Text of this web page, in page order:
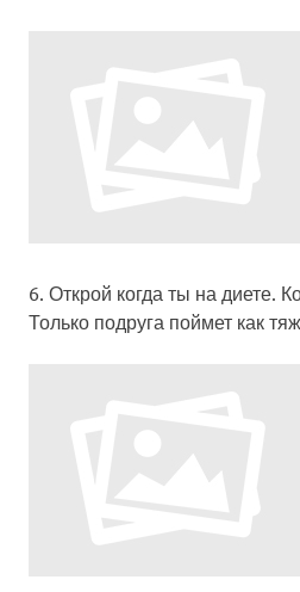
6. Открой когда ты на диете.
Только подруга поймет как